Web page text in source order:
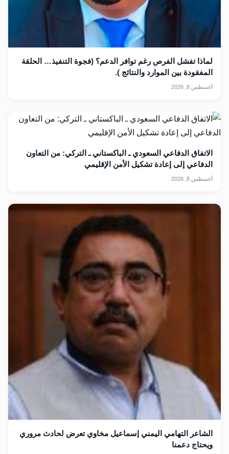
لماذا تفشل الفرص رغم توافر الدعم؟ (فجوة التنفيذ… الحلقة
المفقودة بين الموارد والنتائج ).
أغسطس 8, 2026
الاتفاق الدفاعي السعودي ـ الباكستاني ـ التركي: من التعاون
الدفاعي إلى إعادة تشكيل الأمن الإقليمي
أغسطس 8, 2026
الشاعر التهامي اليمني إسماعيل مخاوي تعرض لحادث مروري
ويحتاج دعمنا